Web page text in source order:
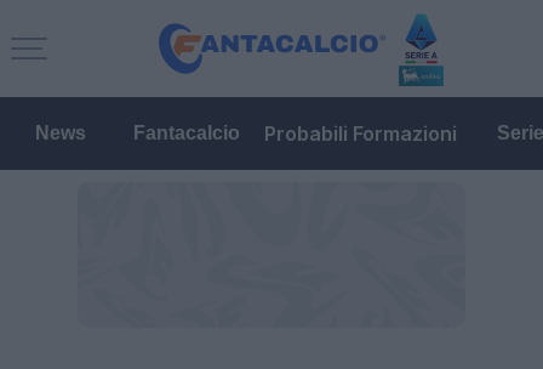
News Fantacalcio Probabili Formazioni